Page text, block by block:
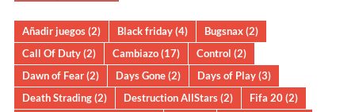
Añadir juegos(2) Black friday(4) Bugsnax(2)
Call Of Duty(2) Cambiazo(17) Control (2)
Dawn of Fear(2) Days Gone(2) Days of Play(3)
Death Strading(2) Destruction AllStars(2) Fifa 20(2)